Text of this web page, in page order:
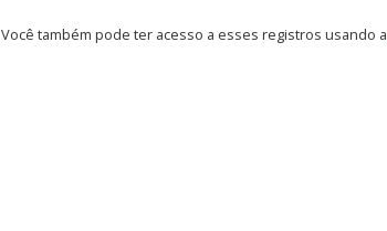
Você também pode ter acesso a esses registros usando a